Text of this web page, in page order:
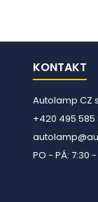
KONTAKT
Autolamp CZ
+420 495 585
PO - PÁ: 7:30 -